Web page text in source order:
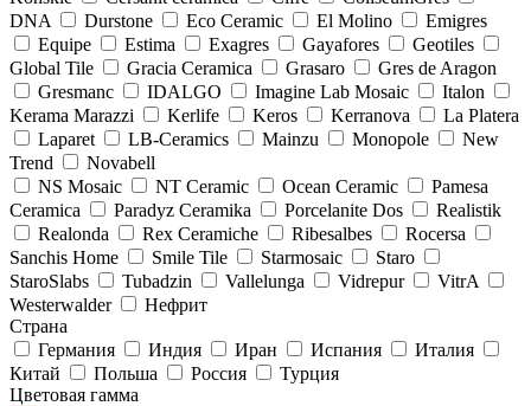
DNA
Durstone Eco Ceramic El Molino
Emigres
Equipe
Estima Exagres Gayafores
Geotiles
Global Tile
Gracia Ceramica Grasaro
Gres de Aragon
Gresmanc
IDALGO Imagine Lab Mosaic
Italon
Kerama Marazzi
Kerlife Keros Kerranova
La Platera
Laparet
LB-Ceramics Mainzu Monopole
New
Trend
Novabell
NS Mosaic
NT Ceramic Ocean Ceramic
Pamesa
Ceramica
Paradyz Сeramika Porcelanite Dos
Realistik
Realonda
Rex Ceramiche Ribesalbes
Rocersa
Sanchis Home
Smile Tile Starmosaic
Staro
StaroSlabs
Tubadzin Vallelunga Vidrepur
VitrA
Westerwalder
Нефрит
Страна
Германия
Индия Иран Испания
Италия
Китай
Польша Россия
Турция
Цветовая гамма